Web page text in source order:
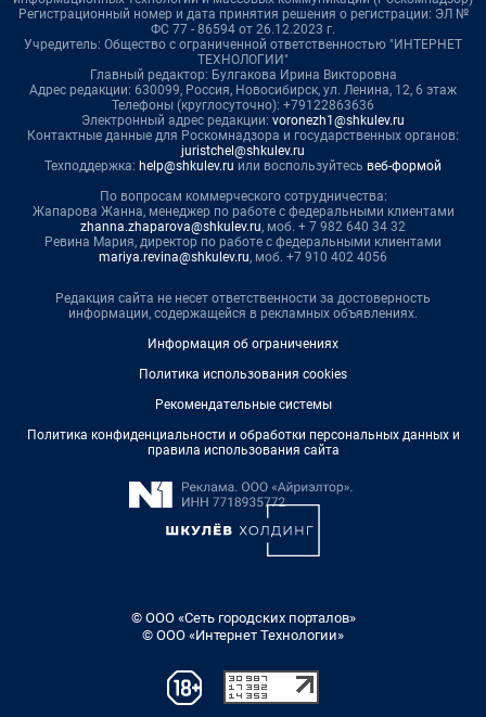
Регистрационный номер и дата принятия решения о регистрации: ЭЛ №
ФС 77 - 86594 от 26.12.2023 г.
Учредитель: Общество с ограниченной ответственностью "ИНТЕРНЕТ
ТЕХНОЛОГИИ"
Главный редактор: Булгакова Ирина Викторовна
Адрес редакции: 630099, Россия, Новосибирск, ул. Ленина, 12, 6 этаж
Телефоны (круглосуточно): +79122863636
Электронный адрес редакции: voronezh1@shkulev.ru
Контактные данные для Роскомнадзора и государственных органов:
juristchel@shkulev.ru
Техподдержка: help@shkulev.ru или воспользуйтесь веб-формой
По вопросам коммерческого сотрудничества:
Жапарова Жанна, менеджер по работе с федеральными клиентами
zhanna.zhaparova@shkulev.ru, моб. + 7 982 640 34 32
Ревина Мария, директор по работе с федеральными клиентами
mariya.revina@shkulev.ru, моб. +7 910 402 4056
Редакция сайта не несет ответственности за достоверность
информации, содержащейся в рекламных объявлениях.
Информация об ограничениях
Политика использования cookies
Рекомендательные системы
Политика конфиденциальности и обработки персональных данных и
правила использования сайта
© ООО «Сеть городских порталов»
© ООО «Интернет Технологии»